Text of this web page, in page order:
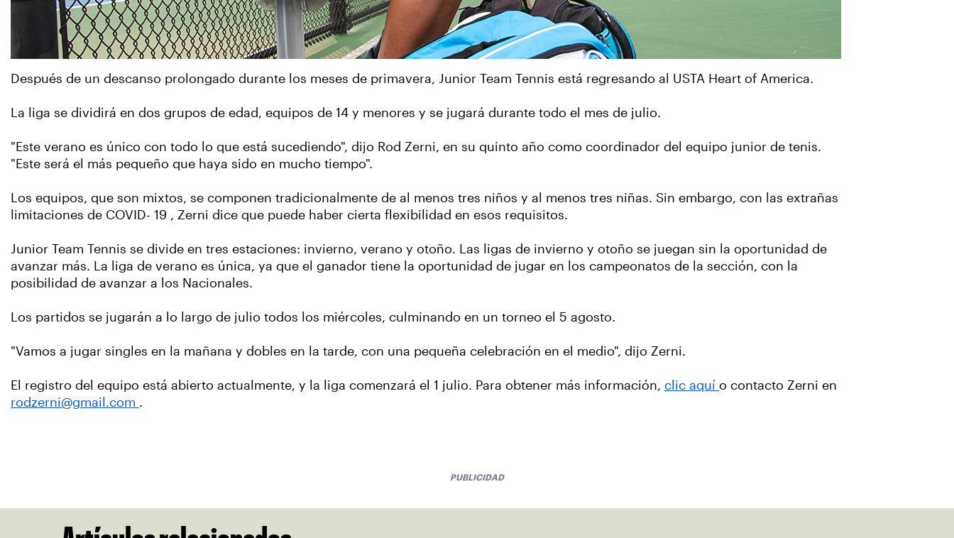
Después de un descanso prolongado durante los meses de primavera, Junior Team Tennis está regresando al USTA Heart of America.
La liga se dividirá en dos grupos de edad, equipos de 14 y menores y se jugará durante todo el mes de julio.
"Este verano es único con todo lo que está sucediendo", dijo Rod Zerni, en su quinto año como coordinador del equipo junior de tenis.
"Este será el más pequeño que haya sido en mucho tiempo".
Los equipos, que son mixtos, se componen tradicionalmente de al menos tres niños y al menos tres niñas. Sin embargo, con las extrañas
limitaciones de COVID- 19 , Zerni dice que puede haber cierta flexibilidad en esos requisitos.
Junior Team Tennis se divide en tres estaciones: invierno, verano y otoño. Las ligas de invierno y otoño se juegan sin la oportunidad de
avanzar más. La liga de verano es única, ya que el ganador tiene la oportunidad de jugar en los campeonatos de la sección, con la
posibilidad de avanzar a los Nacionales.
Los partidos se jugarán a lo largo de julio todos los miércoles, culminando en un torneo el 5 agosto.
"Vamos a jugar singles en la mañana y dobles en la tarde, con una pequeña celebración en el medio", dijo Zerni.
El registro del equipo está abierto actualmente, y la liga comenzará el 1 julio. Para obtener más información, clic aquí o contacto Zerni en
rodzerni@gmail.com .
PUBLICIDAD